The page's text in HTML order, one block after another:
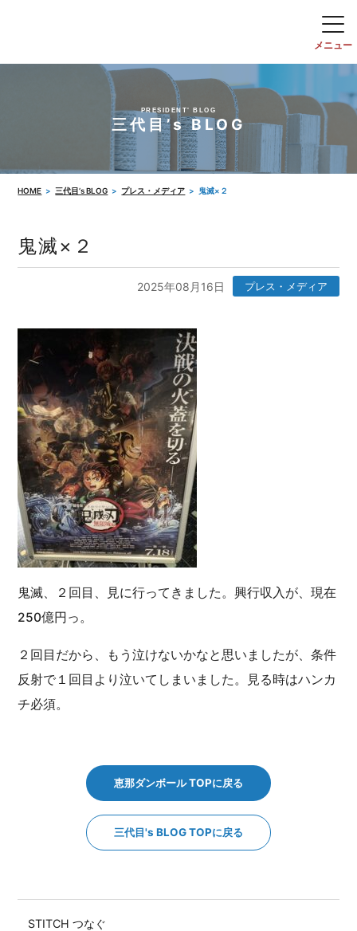
PRESIDENT' BLOG
三代目’s BLOG
HOME 三代目’s BLOG プレス・メディア 鬼滅×２
鬼滅×２
2025年08月16日 プレス・メディア
鬼滅、２回目、見に行ってきました。興行収入が、現在
250億円っ。
２回目だから、もう泣けないかなと思いましたが、条件
反射で１回目より泣いてしまいました。見る時はハンカ
チ必須。
恵那ダンボール TOPに戻る
三代目's BLOG TOPに戻る
STITCH つなぐ